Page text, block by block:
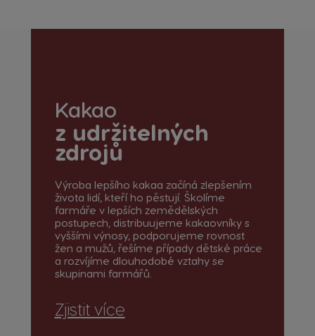
Kakao
z udržitelných
zdrojů
Výroba lepšího kakaa začíná zlepšením
života lidí, kteří ho pěstují. Školíme
farmáře v lepších zemědělských
postupech, distribuujeme kakaovníky s
vyššími výnosy, podporujeme rovnost
žen a mužů, řešíme případy dětské práce
a rozvíjíme dlouhodobé vztahy se
skupinami farmářů.
Zjistit více